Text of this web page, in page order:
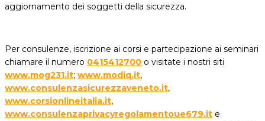
aggiornamento dei soggetti della sicurezza.
Per consulenze, iscrizione ai corsi e partecipazione ai seminari
chiamare il numero 0415412700 o visitate i nostri siti
www.mog231.it; www.modiq.it,
www.consulenzasicurezzaveneto.it,
www.corsionlineitalia.it,
www.consulenzaprivacyregolamentoue679.it e